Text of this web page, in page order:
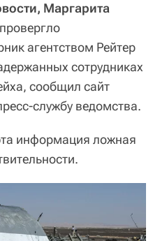
Маргарита
агентством Рейтер
сотрудниках
сообщил сайт
службу ведомства.
информация ложная